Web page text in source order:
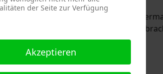
in einem Imbiss in einem
eines Deckels unter Kontrolle
der Seite zur Verfügung
Akzeptieren